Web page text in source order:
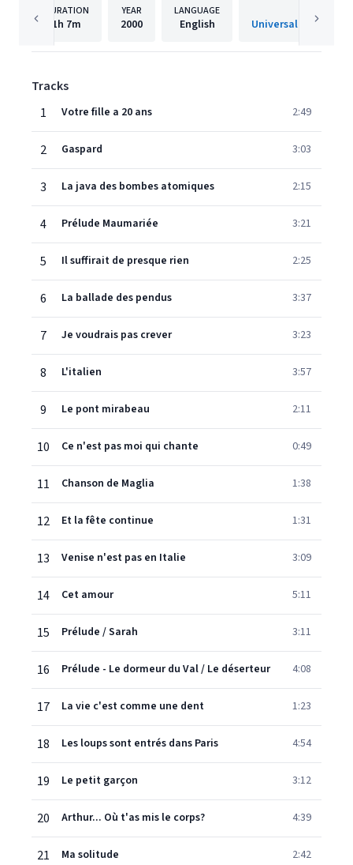
DURATION
1h 7m
YEAR
2000
LANGUAGE
English Universal Music
Tracks
1
Votre fille a 20 ans 2:49
2 Gaspard 3:03
3 La java des bombes atomiques 2:15
4 Prélude Maumariée 3:21
5 Il suffirait de presque rien 2:25
6 La ballade des pendus 3:37
7 Je voudrais pas crever 3:23
8 L'italien 3:57
9 Le pont mirabeau 2:11
10 Ce n'est pas moi qui chante 0:49
11 Chanson de Maglia 1:38
12 Et la fête continue 1:31
13 Venise n'est pas en Italie 3:09
14 Cet amour 5:11
15 Prélude / Sarah 3:11
16 Prélude - Le dormeur du Val / Le déserteur 4:08
17 La vie c'est comme une dent 1:23
18 Les loups sont entrés dans Paris 4:54
19 Le petit garçon 3:12
20 Arthur... Où t'as mis le corps? 4:39
21 Ma solitude 2:42